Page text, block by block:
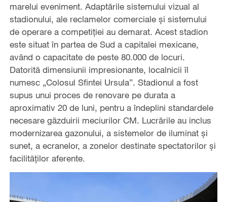
marelui eveniment. Adaptările sistemului vizual al
stadionului, ale reclamelor comerciale și sistemului
de operare a competiției au demarat. Acest stadion
este situat în partea de Sud a capitalei mexicane,
având o capacitate de peste 80.000 de locuri.
Datorită dimensiunii impresionante, localnicii îl
numesc „Colosul Sfintei Ursula”. Stadionul a fost
supus unui proces de renovare pe durata a
aproximativ 20 de luni, pentru a îndeplini standardele
necesare găzduirii meciurilor CM. Lucrările au inclus
modernizarea gazonului, a sistemelor de iluminat și
sunet, a ecranelor, a zonelor destinate spectatorilor și
facilităților aferente.